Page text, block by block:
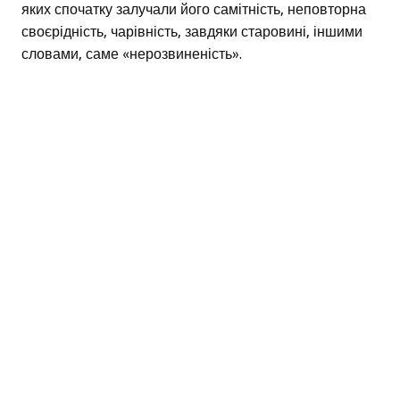
яких спочатку залучали його самітність, неповторна
своєрідність, чарівність, завдяки старовині, іншими
словами, саме «нерозвиненість».